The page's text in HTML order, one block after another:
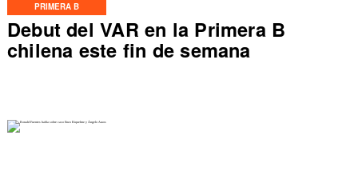
PRIMERA B
Debut del VAR en la Primera B
chilena este fin de semana